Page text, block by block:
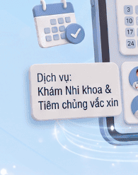
. Đảm bảo cân đo
toàn công dụng.
đủ sẽ đem phầncam
đã chuẩn bị. Sắc
du đến khi nước sắc
phơi khô bảo quản
sẽ dễ dàng bảo
du khác được tìm